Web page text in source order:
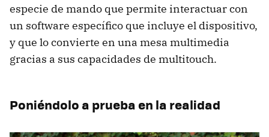
especie de mando que permite interactuar con
un software específico que incluye el dispositivo,
y que lo convierte en una mesa multimedia
gracias a sus capacidades de multitouch.
Poniéndolo a prueba en la realidad